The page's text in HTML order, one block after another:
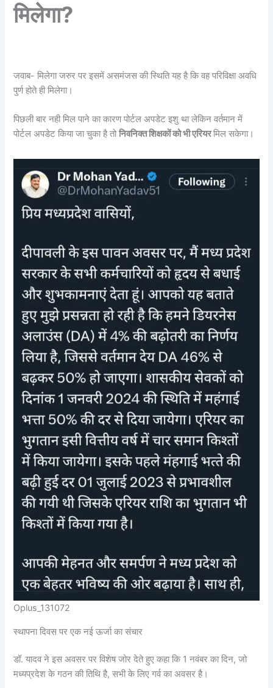
मिलेगा?
जवाब- मिलेगा जरुर पर इसमें असमंजस की स्थिति यह है कि वह परिविक्षा अवधि
पुर्ण होते ही मिलेगा।
पिछली बार नही मिल पाने का कारण पोर्टल अपडेट इशु था लेकिन वर्तमान में
पोर्टल अपडेट किया जा चुका है तोनिवनिक्त शिक्षकों को भी एरियरमिल सकेगा।
Oplus_131072
स्थापना दिवस पर एक नई ऊर्जा का संचार
डॉ. यादव ने इस अवसर पर विशेष जोर देते हुए कहा कि 1 नवंबर का दिन, जो
मध्यप्रदेश के गठन की तिथि है, सभी के लिए गर्व का अवसर है।